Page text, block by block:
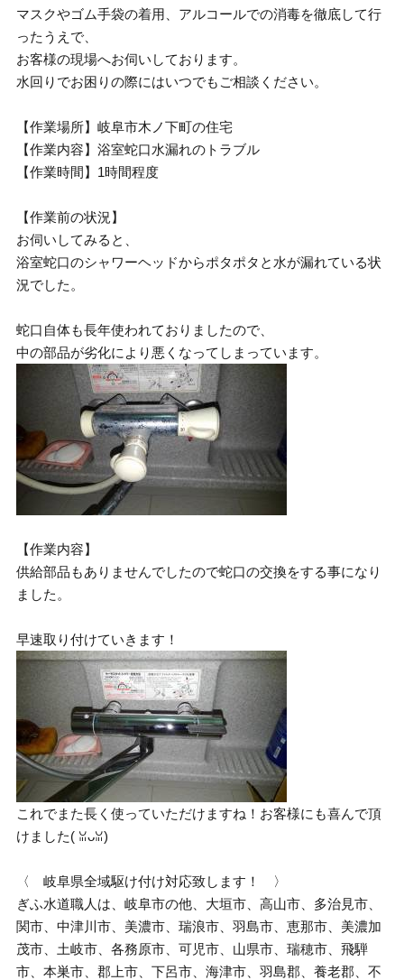
マスクやゴム手袋の着用、アルコールでの消毒を徹底して行
ったうえで、
お客様の現場へお伺いしております。
水回りでお困りの際にはいつでもご相談ください。
【作業場所】岐阜市木ノ下町の住宅
【作業内容】浴室蛇口水漏れのトラブル
【作業時間】1時間程度
【作業前の状況】
お伺いしてみると、
浴室蛇口のシャワーヘッドからポタポタと水が漏れている状
況でした。
蛇口自体も長年使われておりましたので、
中の部品が劣化により悪くなってしまっています。
【作業内容】
供給部品もありませんでしたので蛇口の交換をする事になり
ました。
早速取り付けていきます！
これでまた長く使っていただけますね！お客様にも喜んで頂
けました( ꈍᴗꈍ)
〈 岐阜県全域駆け付け対応致します！ 〉
ぎふ水道職人は、岐阜市の他、大垣市、高山市、多治見市、
関市、中津川市、美濃市、瑞浪市、羽島市、恵那市、美濃加
茂市、土岐市、各務原市、可児市、山県市、瑞穂市、飛騨
市、本巣市、郡上市、下呂市、海津市、羽島郡、養老郡、不